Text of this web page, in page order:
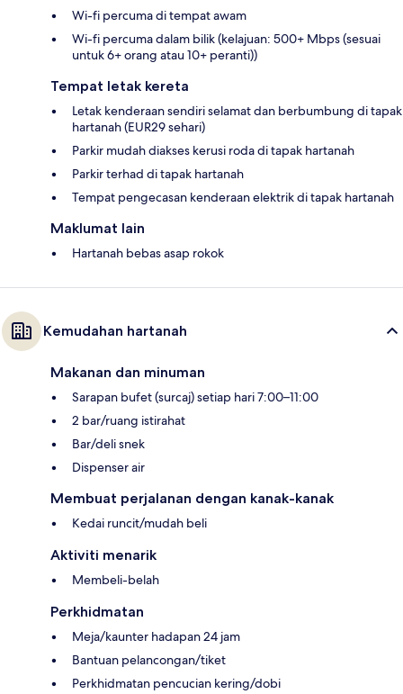
Wi-fi percuma di tempat awam
Wi-fi percuma dalam bilik (kelajuan: 500+ Mbps (sesuai
untuk 6+ orang atau 10+ peranti))
Tempat letak kereta
Letak kenderaan sendiri selamat dan berbumbung di tapak
hartanah (EUR29 sehari)
Parkir mudah diakses kerusi roda di tapak hartanah
Parkir terhad di tapak hartanah
Tempat pengecasan kenderaan elektrik di tapak hartanah
Maklumat lain
Hartanah bebas asap rokok
Kemudahan hartanah
Makanan dan minuman
Sarapan bufet (surcaj) setiap hari 7:00–11:00
2 bar/ruang istirahat
Bar/deli snek
Dispenser air
Membuat perjalanan dengan kanak-kanak
Kedai runcit/mudah beli
Aktiviti menarik
Membeli-belah
Perkhidmatan
Meja/kaunter hadapan 24 jam
Bantuan pelancongan/tiket
Perkhidmatan pencucian kering/dobi